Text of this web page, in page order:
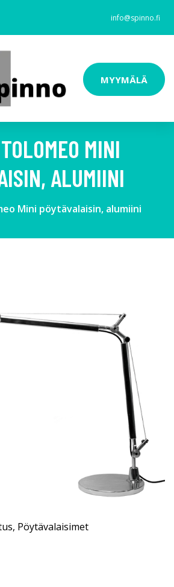
info@spinno.fi
MYYMÄLÄ
MINI
ALUMIINI
Mini pöytävalaisin, alumiini
, Pöytävalaisimet